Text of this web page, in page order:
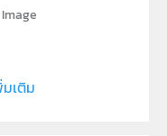
Image
เติม